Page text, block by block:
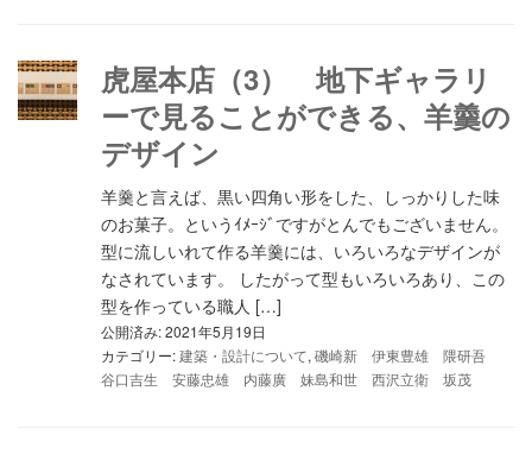
虎屋本店（3） 地下ギャラリ
ーで見ることができる、羊羹の
デザイン
羊羹と言えば、黒い四角い形をした、しっかりした味
のお菓子。というｲﾒｰｼﾞですがとんでもございません。
型に流しいれて作る羊羹には、いろいろなデザインが
なされています。 したがって型もいろいろあり、この
型を作っている職人 […]
公開済み: 2021年5月19日
カテゴリー:建築・設計について, 磯崎新 伊東豊雄 隈研吾
谷口吉生 安藤忠雄 内藤廣 妹島和世 西沢立衛 坂茂